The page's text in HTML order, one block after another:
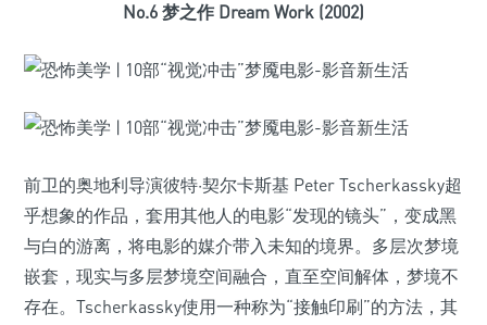
No.6 梦之作 Dream Work (2002)
前卫的奥地利导演彼特·契尔卡斯基 Peter Tscherkassky超
乎想象的作品，套用其他人的电影“发现的镜头”，变成黑
与白的游离，将电影的媒介带入未知的境界。多层次梦境
嵌套，现实与多层梦境空间融合，直至空间解体，梦境不
存在。Tscherkassky使用一种称为“接触印刷”的方法，其